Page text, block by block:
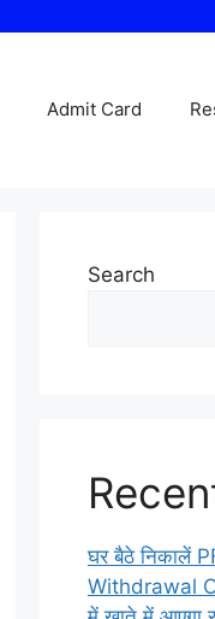
Admit Card
Search
घर बैठे निकालें
Withdrawal